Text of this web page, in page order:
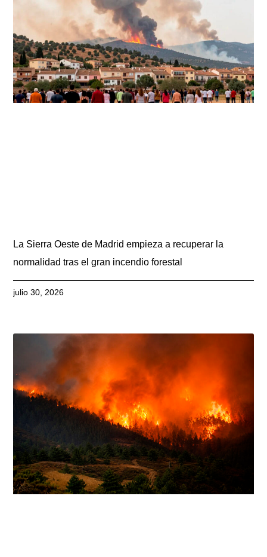
La Sierra Oeste de Madrid empieza a recuperar la
normalidad tras el gran incendio forestal
julio 30, 2026